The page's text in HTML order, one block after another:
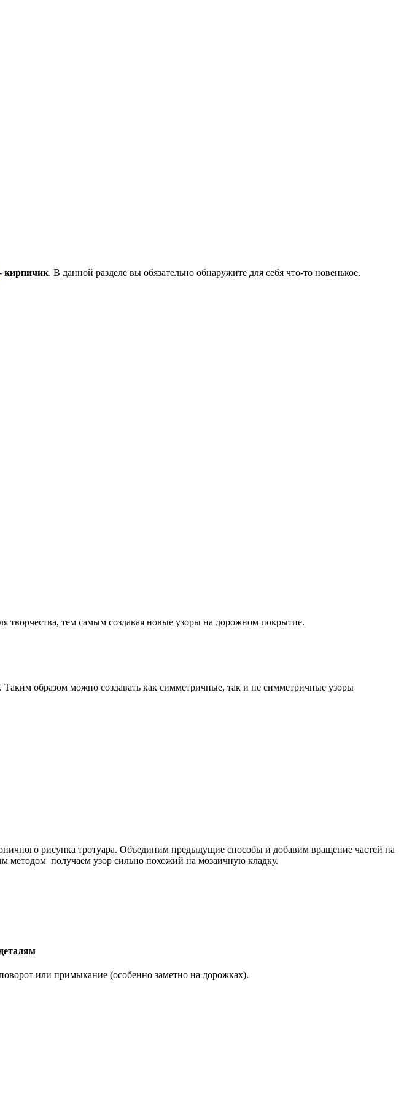
кирпичик. В данной разделе вы обязательно обнаружите для себя что-то новенькое.
творчества, тем самым создавая новые узоры на дорожном покрытие.
образом можно создавать как симметричные, так и не симметричные узоры
рисунка тротуара. Объединим предыдущие способы и добавим вращение частей на
методом получаем узор сильно похожий на мозаичную кладку.
или примыкание (особенно заметно на дорожках).